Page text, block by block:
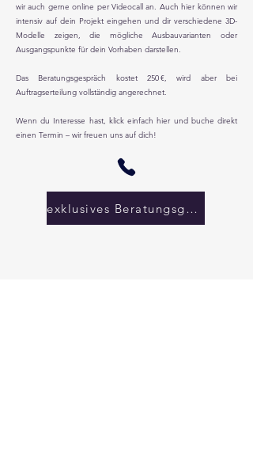
wir auch gerne online per Videocall an. Auch hier können wir
intensiv auf dein Projekt eingehen und dir verschiedene 3D-
Modelle zeigen, die mögliche Ausbauvarianten oder
Ausgangspunkte für dein Vorhaben darstellen.
Das Beratungsgespräch kostet 250 €, wird aber bei
Auftragserteilung vollständig angerechnet.
Wenn du Interesse hast, klick einfach hier und buche direkt
einen Termin – wir freuen uns auf dich!
exklusives Beratungsgespräch vereinbaren